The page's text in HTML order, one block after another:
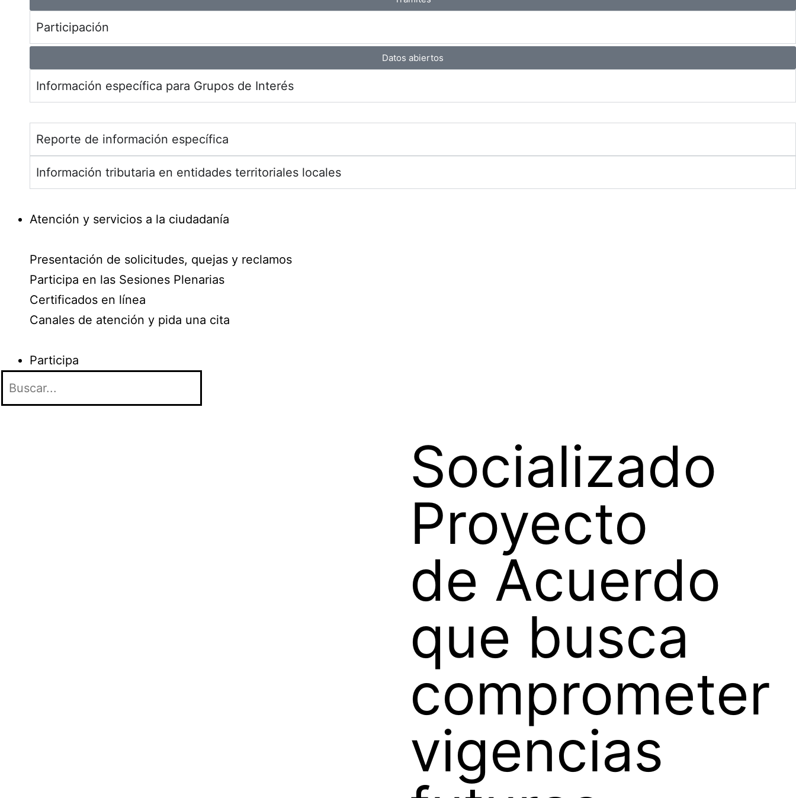
Participación
Datos abiertos
Información específica para Grupos de Interés
Reporte de información específica
Información tributaria en entidades territoriales locales
Atención y servicios a la ciudadanía
Presentación de solicitudes, quejas y reclamos
Participa en las Sesiones Plenarias
Certificados en línea
Canales de atención y pida una cita
Participa
Socializado
Proyecto
de Acuerdo
que busca
comprometer
vigencias